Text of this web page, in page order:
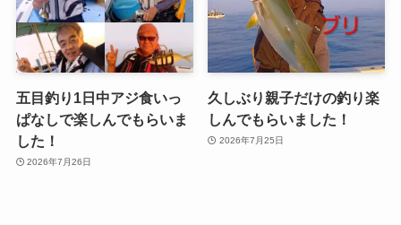
五目釣り1日中アジ食いっ
ぱなしで楽しんでもらいま
した！
2026年7月26日
久しぶり親子だけの釣り楽
しんでもらいました！
2026年7月25日